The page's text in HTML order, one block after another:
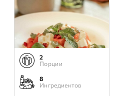
2
Порции
8
Ингредиентов